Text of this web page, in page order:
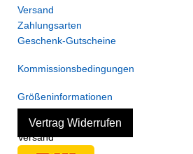
Versand
Zahlungsarten
Geschenk-Gutscheine
Kommissionsbedingungen
Größeninformationen
Vertrag Widerrufen
Versand